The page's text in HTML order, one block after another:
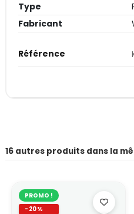
Type
Fabricant
Référence
16 autres produits dans la
PROMO !
-20%